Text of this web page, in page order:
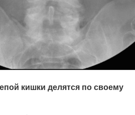
кишки делятся по своему